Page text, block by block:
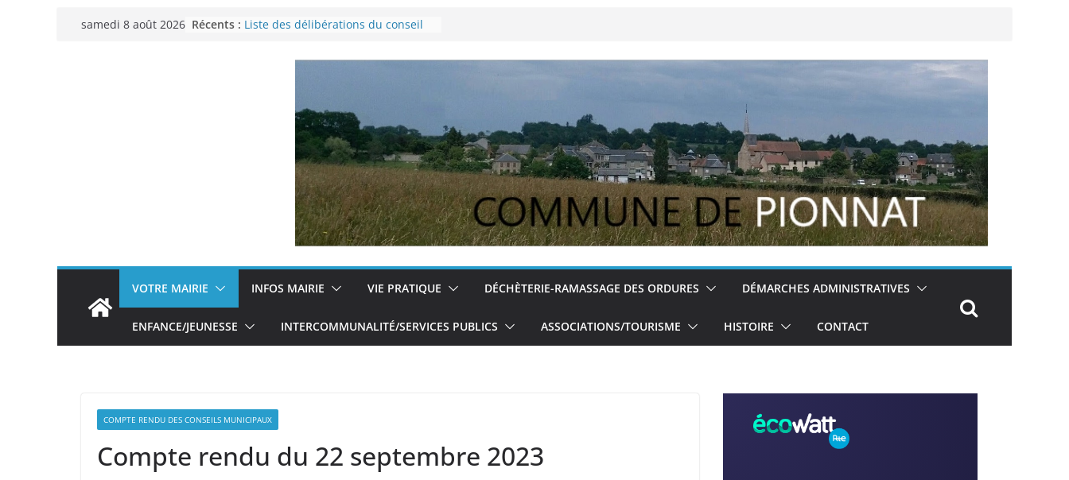
Passersamedi 8 août 2026 Récents : Liste des délibérations du conseil
municipal en date du 5/12/2024
VOTRE MAIRIE INFOS MAIRIE VIE PRATIQUE DÉCHÈTERIE-RAMASSAGE DES ORDURES DÉMARCHES ADMINISTRATIVES
ENFANCE/JEUNESSE INTERCOMMUNALITÉ/SERVICES PUBLICS ASSOCIATIONS/TOURISME HISTOIRE CONTACT
COMPTE RENDU DES CONSEILS MUNICIPAUX
Compte rendu du 22 septembre 2023